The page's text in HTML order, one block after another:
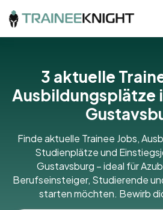
3 aktuelle
Ausbildungsplätze
Finde aktuelle Trainee Jobs,
Studienplätze und
Gustavsburg – ideal für
Berufseinsteiger, Studierende
starten möchten. Bewirb